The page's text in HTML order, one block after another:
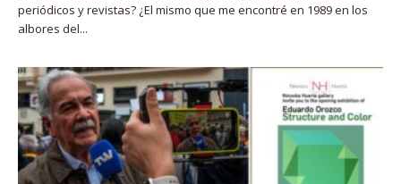
periódicos y revistas? ¿El mismo que me encontré en 1989 en los
albores del...